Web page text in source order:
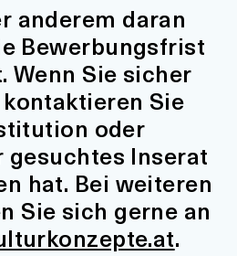
anderem daran
Bewerbungsfrist
Wenn Sie sicher
Sie
oder
gesuchtes Inserat
hat. Bei weiteren
Sie sich gerne an
.